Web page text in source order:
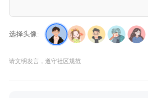
选择头像:
请文明发言，遵守社区规范